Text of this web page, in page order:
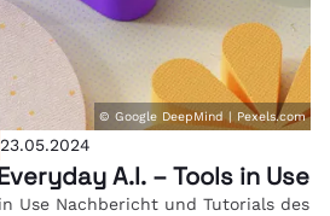
© Google DeepMind | Pexels.com
23.05.2024
A.I. – Tools in Use
Use Nachbericht und Tutorials des